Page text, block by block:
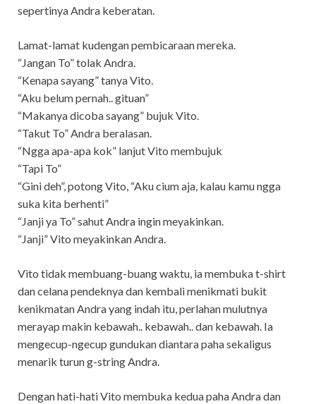
sepertinya Andra keberatan.
Lamat-lamat kudengan pembicaraan mereka.
“Jangan To” tolak Andra.
“Kenapa sayang” tanya Vito.
“Aku belum pernah.. gituan”
“Makanya dicoba sayang” bujuk Vito.
“Takut To” Andra beralasan.
“Ngga apa-apa kok” lanjut Vito membujuk
“Tapi To”
“Gini deh”, potong Vito, “Aku cium aja, kalau kamu ngga
suka kita berhenti”
“Janji ya To” sahut Andra ingin meyakinkan.
“Janji” Vito meyakinkan Andra.
Vito tidak membuang-buang waktu, ia membuka t-shirt
dan celana pendeknya dan kembali menikmati bukit
kenikmatan Andra yang indah itu, perlahan mulutnya
merayap makin kebawah.. kebawah.. dan kebawah. Ia
mengecup-ngecup gundukan diantara paha sekaligus
menarik turun g-string Andra.
Dengan hati-hati Vito membuka kedua paha Andra dan